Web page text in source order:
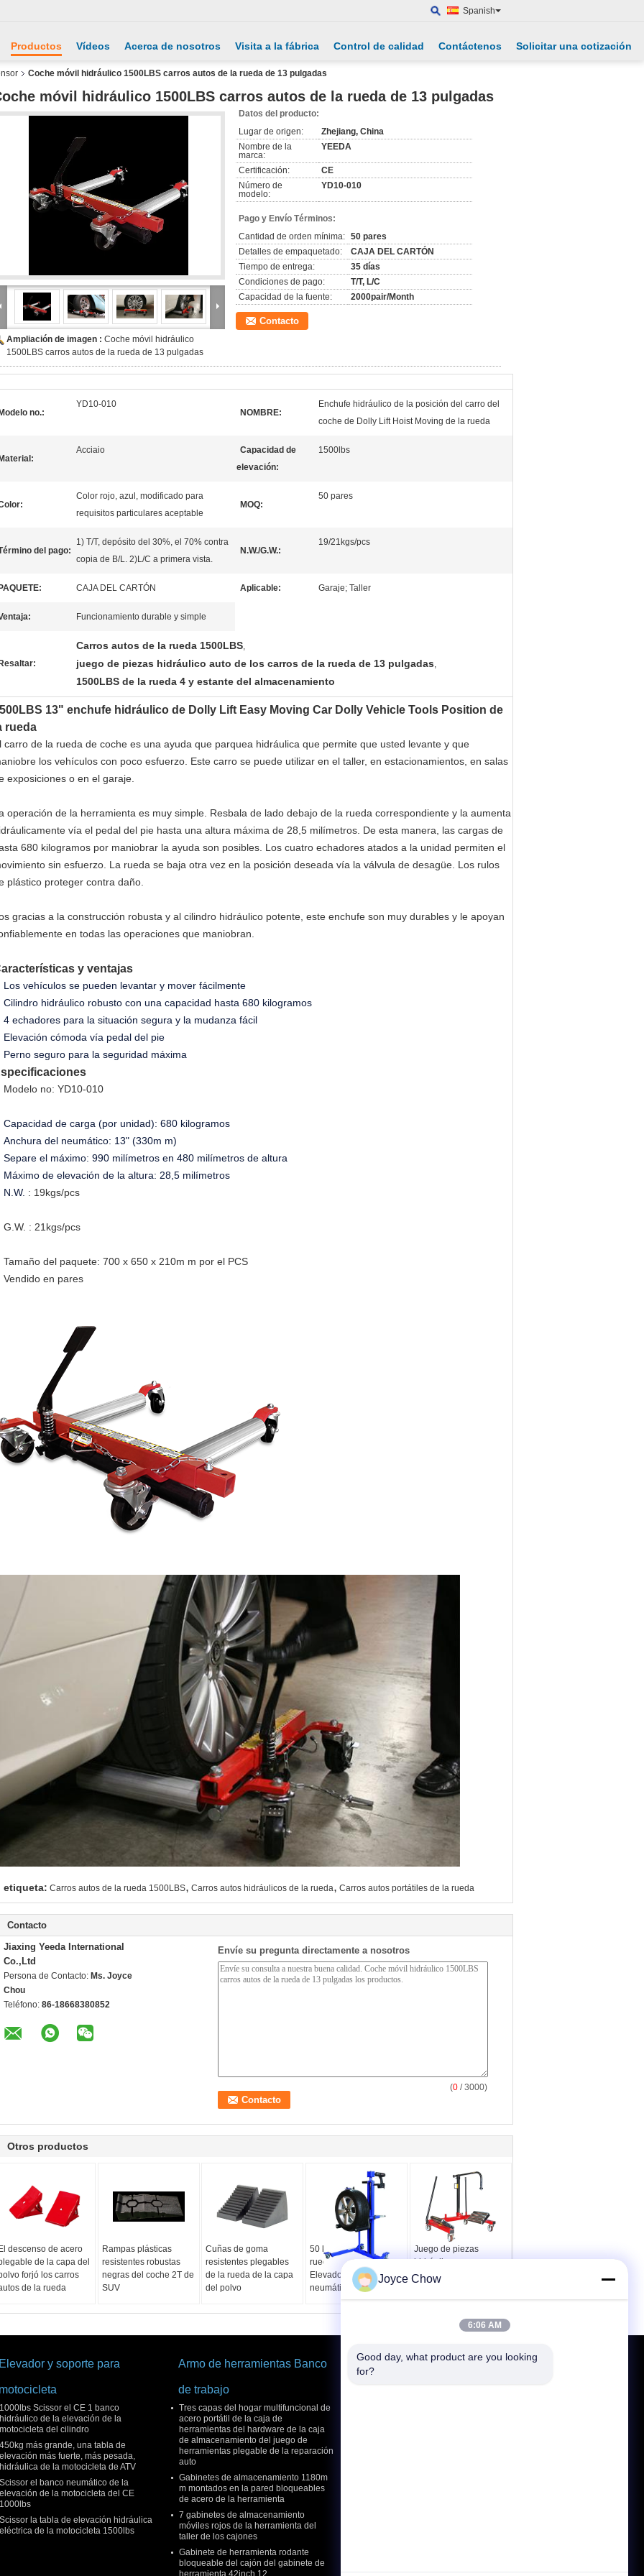
Spanish
Productos Vídeos Acerca de nosotros Visita a la fábrica Control de calidad Contáctenos Solicitar una cotización
Coche móvil hidráulico 1500LBS carros autos de la rueda de 13 pulgadas
móvil hidráulico 1500LBS carros autos de la rueda de 13 pulgadas
Ampliación de imagen : Coche móvil hidráulico
1500LBS carros autos de la rueda de 13 pulgadas
Datos del producto:
Lugar de origen:
Zhejiang, China
Nombre de la
marca:
YEEDA
Certificación:
CE
Número de
modelo:
YD10-010
Pago y Envío Términos:
Cantidad de orden mínima: 50 pares
Detalles de empaquetado:
CAJA DEL CARTÓN
Tiempo de entrega:
35 días
Condiciones de pago:
T/T, L/C
Capacidad de la fuente:
2000pair/Month
Contacto
no.:
YD10-010
NOMBRE:
Enchufe hidráulico de la posición del carro del
coche de Dolly Lift Hoist Moving de la rueda
Acciaio
Capacidad de
elevación:
1500lbs
Color rojo, azul, modificado para
requisitos particulares aceptable
MOQ:
50 pares
del pago:
1) T/T, depósito del 30%, el 70% contra
copia de B/L. 2)L/C a primera vista.
N.W./G.W.:
19/21kgs/pcs
CAJA DEL CARTÓN Aplicable: Garaje; Taller
Funcionamiento durable y simple
Carros autos de la rueda 1500LBS,
juego de piezas hidráulico auto de los carros de la rueda de 13 pulgadas,
1500LBS de la rueda 4 y estante del almacenamiento
13" enchufe hidráulico de Dolly Lift Easy Moving Car Dolly Vehicle Tools Position de
rueda
carro de la rueda de coche es una ayuda que parquea hidráulica que permite que usted levante y que
los vehículos con poco esfuerzo. Este carro se puede utilizar en el taller, en estacionamientos, en salas
exposiciones o en el garaje.
operación de la herramienta es muy simple. Resbala de lado debajo de la rueda correspondiente y la aumenta
vía el pedal del pie hasta una altura máxima de 28,5 milímetros. De esta manera, las cargas de
680 kilogramos por maniobrar la ayuda son posibles. Los cuatro echadores atados a la unidad permiten el
sin esfuerzo. La rueda se baja otra vez en la posición deseada vía la válvula de desagüe. Los rulos
plástico proteger contra daño.
gracias a la construcción robusta y al cilindro hidráulico potente, este enchufe son muy durables y le apoyan
en todas las operaciones que maniobran.
y ventajas
Los vehículos se pueden levantar y mover fácilmente
Cilindro hidráulico robusto con una capacidad hasta 680 kilogramos
4 echadores para la situación segura y la mudanza fácil
Elevación cómoda vía pedal del pie
Perno seguro para la seguridad máxima
Modelo no: YD10-010
Capacidad de carga (por unidad): 680 kilogramos
Anchura del neumático: 13" (330m m)
Separe el máximo: 990 milímetros en 480 milímetros de altura
Máximo de elevación de la altura: 28,5 milímetros
N.W. : 19kgs/pcs
G.W. : 21kgs/pcs
Tamaño del paquete: 700 x 650 x 210m m por el PCS
Vendido en pares
etiqueta: Carros autos de la rueda 1500LBS, Carros autos hidráulicos de la rueda, Carros autos portátiles de la rueda
Contacto
Jiaxing Yeeda International
Co.,Ltd
Persona de Contacto: Ms. Joyce
Chou
Teléfono: 86-18668380852
Envíe su pregunta directamente a nosotros
(0 / 3000)
Otros productos
descenso de acero
de la capa del
forjó los carros
de la rueda
Rampas plásticas
resistentes robustas
negras del coche 2T de
SUV
Cuñas de goma
resistentes plegables
de la rueda de la capa
del polvo
50 kg Elevador de
ruedas eléctrico
Elevador de ruedas
neumático portátil
Juego de piezas
hidráulico rugoso
resistente del carro 4
y soporte para
1000lbs Scissor el CE 1 banco
hidráulico de la elevación de la
motocicleta del cilindro
450kg más grande, una tabla de
elevación más fuerte, más pesada,
hidráulica de la motocicleta de ATV
Scissor el banco neumático de la
elevación de la motocicleta del CE
1000lbs
Scissor la tabla de elevación hidráulica
eléctrica de la motocicleta 1500lbs
Armo de herramientas Banco
de trabajo
Tres capas del hogar multifuncional de
acero portátil de la caja de
herramientas del hardware de la caja
de almacenamiento del juego de
herramientas plegable de la reparación
auto
Gabinetes de almacenamiento 1180m
m montados en la pared bloqueables
de acero de la herramienta
7 gabinetes de almacenamiento
móviles rojos de la herramienta del
taller de los cajones
Gabinete de herramienta rodante
bloqueable del cajón del gabinete de
herramienta 42inch 12
Solicitar una cotización
Joyce Chow
6:06 AM
Good day, what product are you looking
for?